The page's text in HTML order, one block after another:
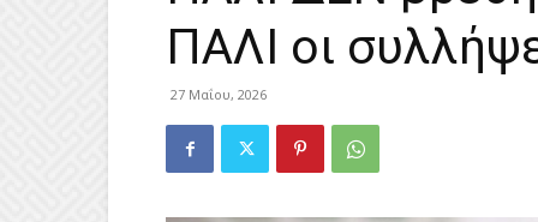
ΠΑΛΙ οι
27 Μαΐου, 2026